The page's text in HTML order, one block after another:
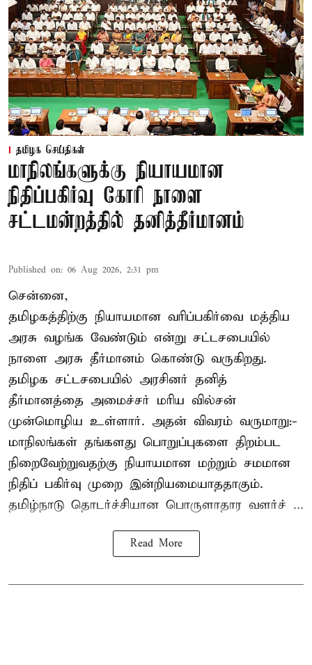
தமிழக செய்திகள்
மாநிலங்களுக்கு நியாயமான
நிதிப்பகிர்வு கோரி நாளை
சட்டமன்றத்தில் தனித்தீர்மானம்
Published on: 06 Aug 2026, 2:31 pm
சென்னை,
தமிழகத்திற்கு நியாயமான வரிப்பகிர்வை மத்திய
அரசு வழங்க வேண்டும் என்று சட்டசபையில்
நாளை அரசு தீர்மானம் கொண்டு வருகிறது.
தமிழக சட்டசபையில் அரசினர் தனித்
தீர்மானத்தை அமைச்சர் மரிய வில்சன்
முன்மொழிய உள்ளார். அதன் விவரம் வருமாறு:-
மாநிலங்கள் தங்களது பொறுப்புகளை திறம்பட
நிறைவேற்றுவதற்கு நியாயமான மற்றும் சமமான
நிதிப் பகிர்வு முறை இன்றியமையாததாகும்.
தமிழ்நாடு தொடர்ச்சியான பொருளாதார வளர்ச் ...
Read More